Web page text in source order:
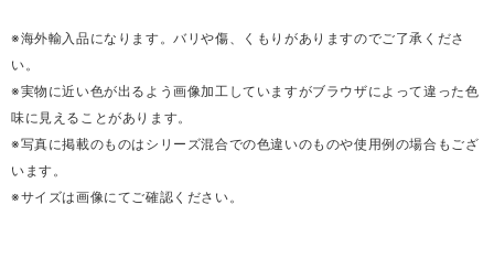
※海外輸入品になります。バリや傷、くもりがありますのでご了承くださ
い。
※実物に近い色が出るよう画像加工していますがブラウザによって違った色
味に見えることがあります。
※写真に掲載のものはシリーズ混合での色違いのものや使用例の場合もござ
います。
※サイズは画像にてご確認ください。